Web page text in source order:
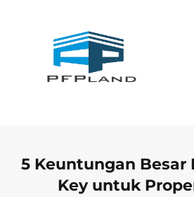
5 Keuntungan Besar
Key untuk